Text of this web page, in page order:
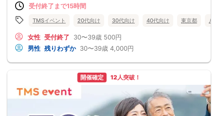
受付終了まで15時間
TMSイベント 20代向け 30代向け 40代向け 東京都 八
女性 受付終了 30〜39歳 500円
男性 残りわずか 30〜39歳 4,000円
開催確定 12人突破！